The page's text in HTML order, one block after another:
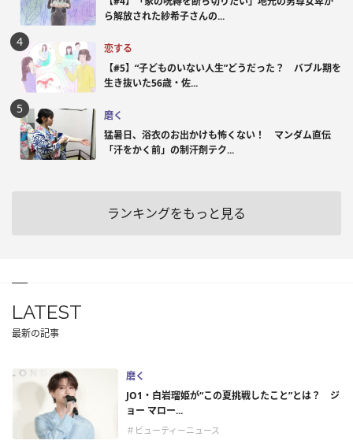
ら解放された紗希子さんの...
恋する
【#5】“子どものいない人生”どうだった？ バブル期を
生き抜いた56歳・佐...
磨く
猛暑日、浴衣のお出かけも怖くない！ マンダム直伝
「汗をかく前」の制汗剤テク...
ランキングをもっと見る
LATEST
最新の記事
磨く
JO1・白岩瑠姫が“この夏挑戦したこと”とは？ ジ
ョー マロー...
＃ビューティーニュース